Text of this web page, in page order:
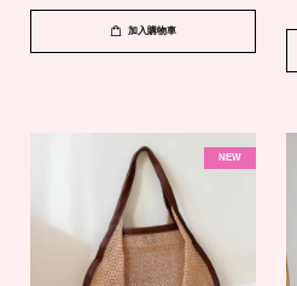
加入購物車
NEW